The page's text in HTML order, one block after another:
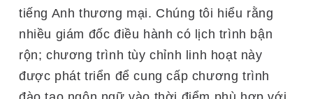
tiếng Anh thương mại. Chúng tôi hiểu rằng
nhiều giám đốc điều hành có lịch trình bận
rộn; chương trình tùy chỉnh linh hoạt này
được phát triển để cung cấp chương trình